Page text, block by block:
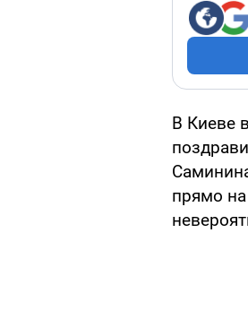
В Киеве
прямо на